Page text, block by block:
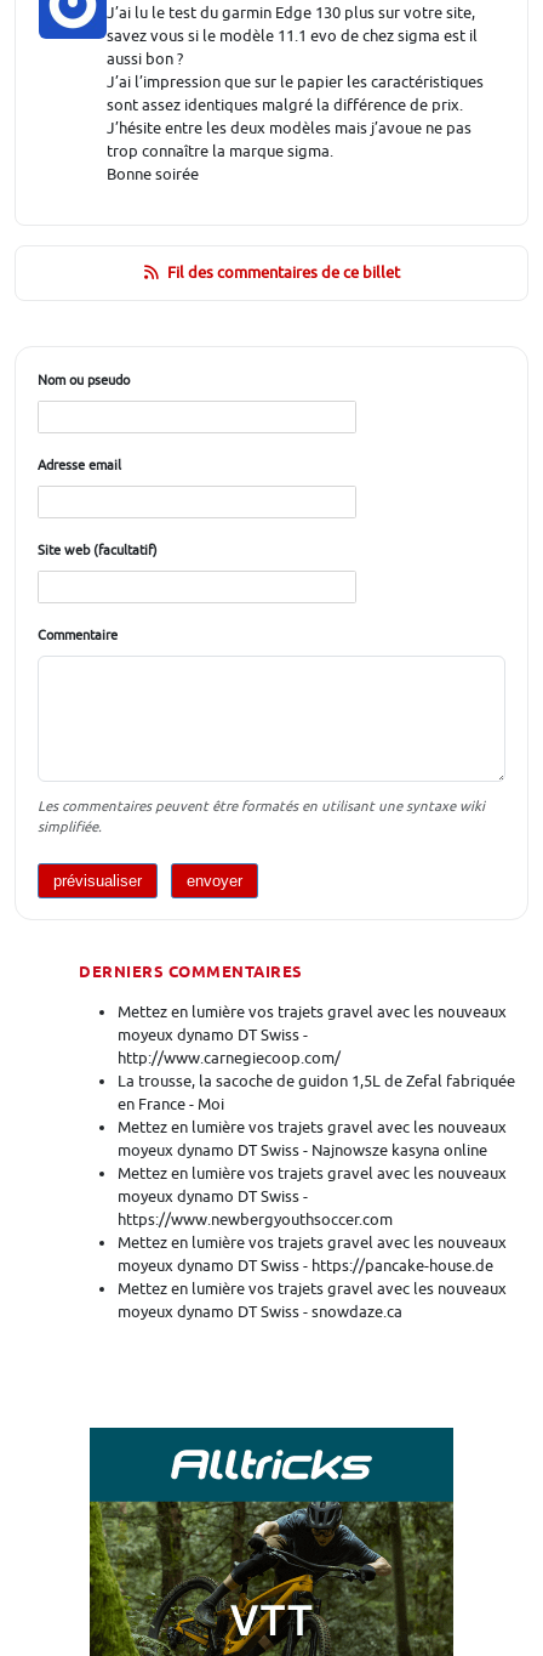
J’ai lu le test du garmin Edge 130 plus sur votre site,
savez vous si le modèle 11.1 evo de chez sigma est il
aussi bon ?
J’ai l’impression que sur le papier les caractéristiques
sont assez identiques malgré la différence de prix.
J’hésite entre les deux modèles mais j’avoue ne pas
trop connaître la marque sigma.
Bonne soirée
Fil des commentaires de ce billet
Nom ou pseudo
Adresse email
Site web (facultatif)
Commentaire
Les commentaires peuvent être formatés en utilisant une syntaxe wiki
simplifiée.
DERNIERS COMMENTAIRES
Mettez en lumière vos trajets gravel avec les nouveaux
moyeux dynamo DT Swiss -
http://www.carnegiecoop.com/
La trousse, la sacoche de guidon 1,5L de Zefal fabriquée
en France - Moi
Mettez en lumière vos trajets gravel avec les nouveaux
moyeux dynamo DT Swiss - Najnowsze kasyna online
Mettez en lumière vos trajets gravel avec les nouveaux
moyeux dynamo DT Swiss -
https://www.newbergyouthsoccer.com
Mettez en lumière vos trajets gravel avec les nouveaux
moyeux dynamo DT Swiss - https://pancake-house.de
Mettez en lumière vos trajets gravel avec les nouveaux
moyeux dynamo DT Swiss - snowdaze.ca